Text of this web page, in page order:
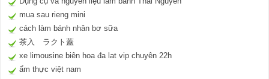
mua sau rieng mini
cách làm bánh nhân bơ sữa
茶入 ラクト蓋
xe limousine biên hoa đa lat vip chuyên 22h
ẩm thực việt nam